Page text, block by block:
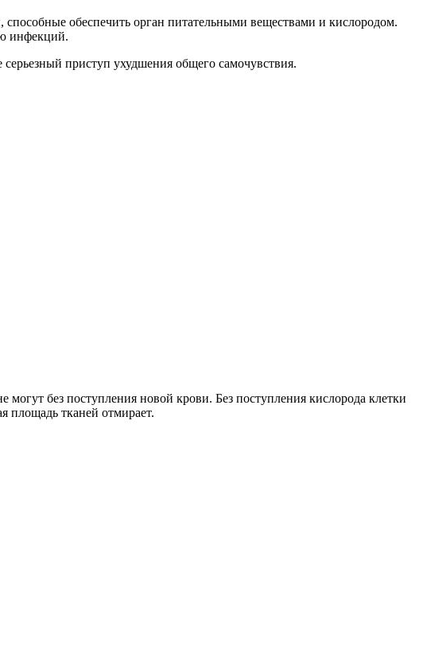
обеспечить орган питательными веществами и кислородом.
инфекций.
приступ ухудшения общего самочувствия.
без поступления новой крови. Без поступления кислорода клетки
площадь тканей отмирает.